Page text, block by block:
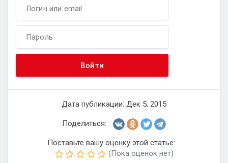
Дата публикации: Дек 5, 2015
Поделиться:
Поставьте вашу оценку этой статье:
(Пока оценок нет)